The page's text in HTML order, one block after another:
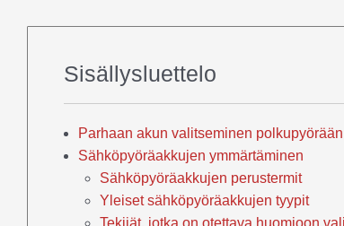
Sisällysluettelo
Parhaan akun valitseminen
Sähköpyöräakkujen ymmärtäminen
Sähköpyöräakkujen perustermit
Yleiset sähköpyöräakkujen tyypit